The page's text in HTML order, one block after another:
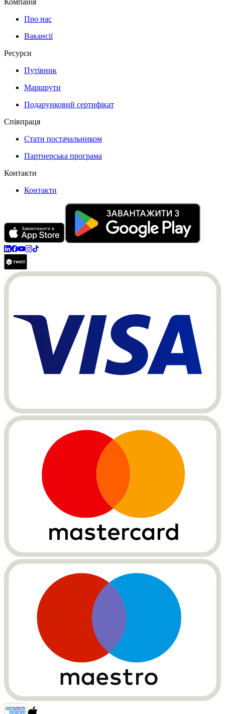
Компанія
Про нас
Вакансії
Ресурси
Путівник
Маршрути
Подарунковий сертифікат
Співпраця
Стати постачальником
Партнерська програма
Контакти
Контакти